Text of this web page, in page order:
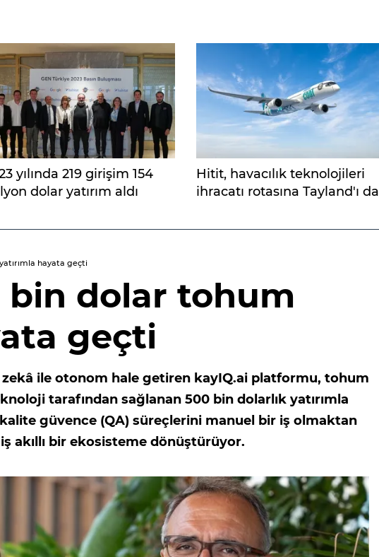
yılında 219 girişim 154
dolar yatırım aldı
Hitit, havacılık teknolojileri
ihracatı rotasına Tayland'ı da
hayata geçti
bin dolar tohum
geçti
ile otonom hale getiren kayIQ.ai platformu, tohum
tarafından sağlanan 500 bin dolarlık yatırımla
güvence (QA) süreçlerini manuel bir iş olmaktan
akıllı bir ekosisteme dönüştürüyor.